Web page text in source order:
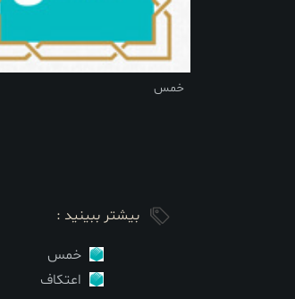
خمس
بیشتر ببینید :
خمس
اعتکاف